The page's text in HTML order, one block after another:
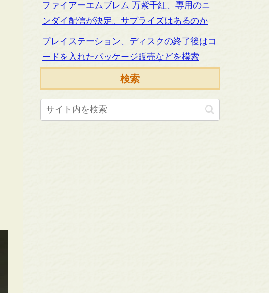
ファイアーエムブレム 万紫千紅、専用のニ
ンダイ配信が決定。サプライズはあるのか
プレイステーション、ディスクの終了後はコ
ードを入れたパッケージ販売などを模索
検索